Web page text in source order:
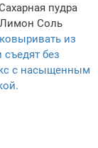
пудра
Лимон Соль
из
без
с насыщенным